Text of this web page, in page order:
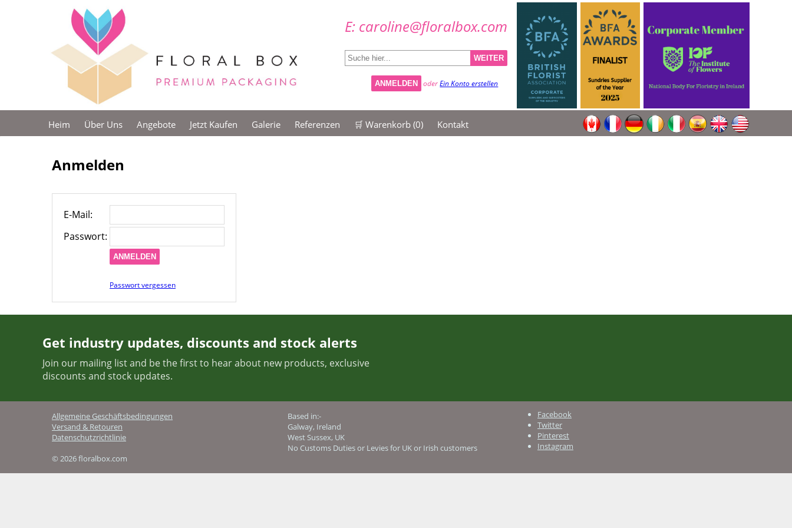
E: caroline@floralbox.com
WEITER
ANMELDEN oderEin Konto erstellen
Heim Über Uns Angebote Jetzt Kaufen Galerie Referenzen 🛒 Warenkorb (0) Kontakt
Anmelden
E-Mail:
Passwort:
ANMELDEN
Passwort vergessen
Get industry updates, discounts and stock alerts
Join our mailing list and be the first to hear about new products, exclusive
discounts and stock updates.
Allgemeine Geschäftsbedingungen
Versand & Retouren
Datenschutzrichtlinie
© 2026 floralbox.com
Based in:-
Galway, Ireland
West Sussex, UK
No Customs Duties or Levies for UK or Irish customers
Facebook
Twitter
Pinterest
Instagram